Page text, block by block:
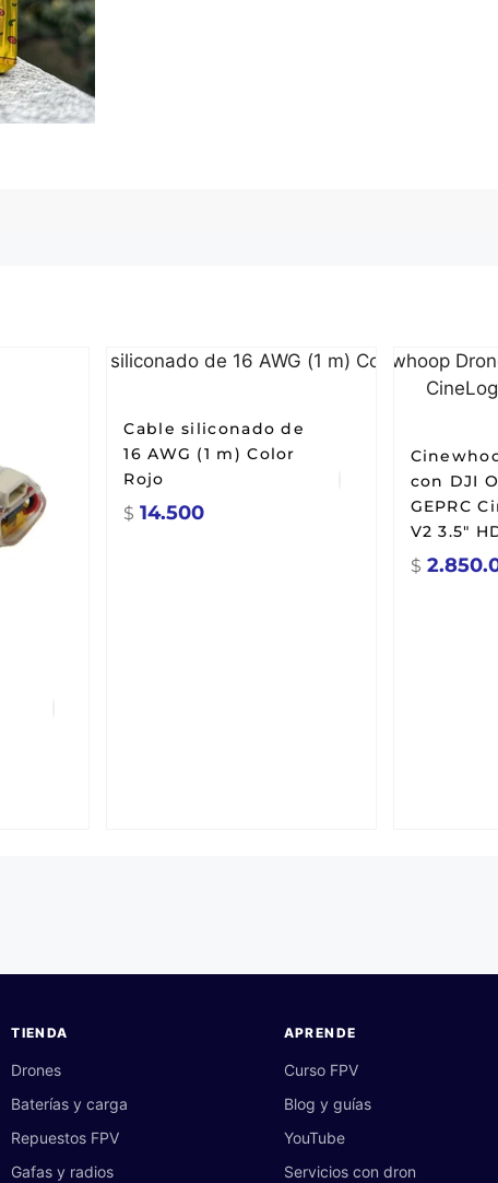
Cable siliconado de
16 AWG (1 m) Color
Rojo
$ 14.500
con DJI
GEPRC
V2 3.5"
$
TIENDA
Drones
Baterías y carga
Repuestos FPV
Gafas y radios
APRENDE
Curso FPV
Blog y guías
YouTube
Servicios con dron